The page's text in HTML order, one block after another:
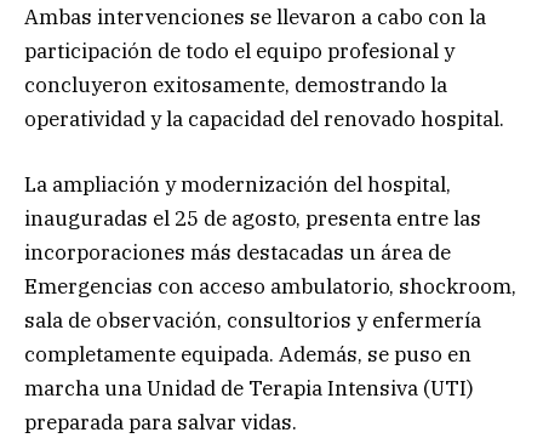
Ambas intervenciones se llevaron a cabo con la
participación de todo el equipo profesional y
concluyeron exitosamente, demostrando la
operatividad y la capacidad del renovado hospital.
La ampliación y modernización del hospital,
inauguradas el 25 de agosto, presenta entre las
incorporaciones más destacadas un área de
Emergencias con acceso ambulatorio, shockroom,
sala de observación, consultorios y enfermería
completamente equipada. Además, se puso en
marcha una Unidad de Terapia Intensiva (UTI)
preparada para salvar vidas.